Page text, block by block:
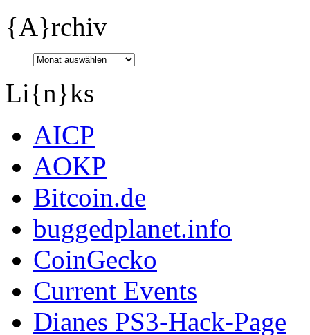
{A}rchiv
Li{n}ks
AICP
AOKP
Bitcoin.de
buggedplanet.info
CoinGecko
Current Events
Dianes PS3-Hack-Page